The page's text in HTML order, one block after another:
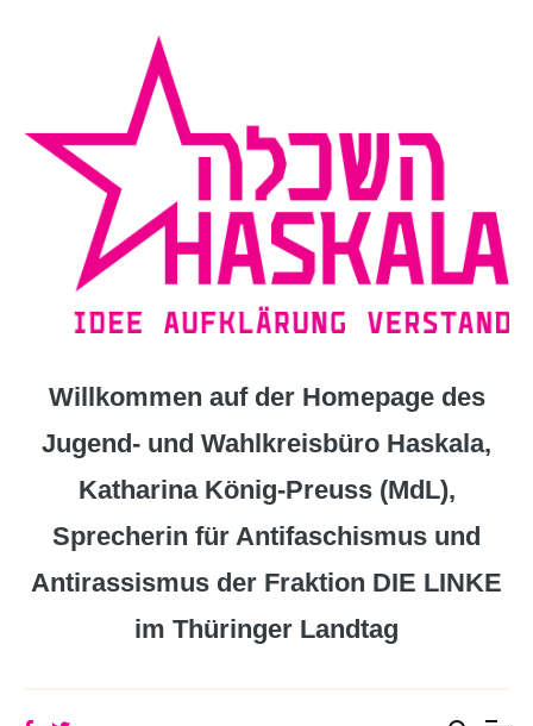
Willkommen auf der Homepage des
Jugend- und Wahlkreisbüro Haskala,
Katharina König-Preuss (MdL),
Sprecherin für Antifaschismus und
Antirassismus der Fraktion DIE LINKE
im Thüringer Landtag